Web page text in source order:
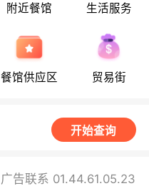
附近餐馆 生活服务
餐馆供应区 贸易街
开始查询
广告联系 01.44.61.05.23